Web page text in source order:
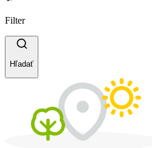
Filter
Hľadať